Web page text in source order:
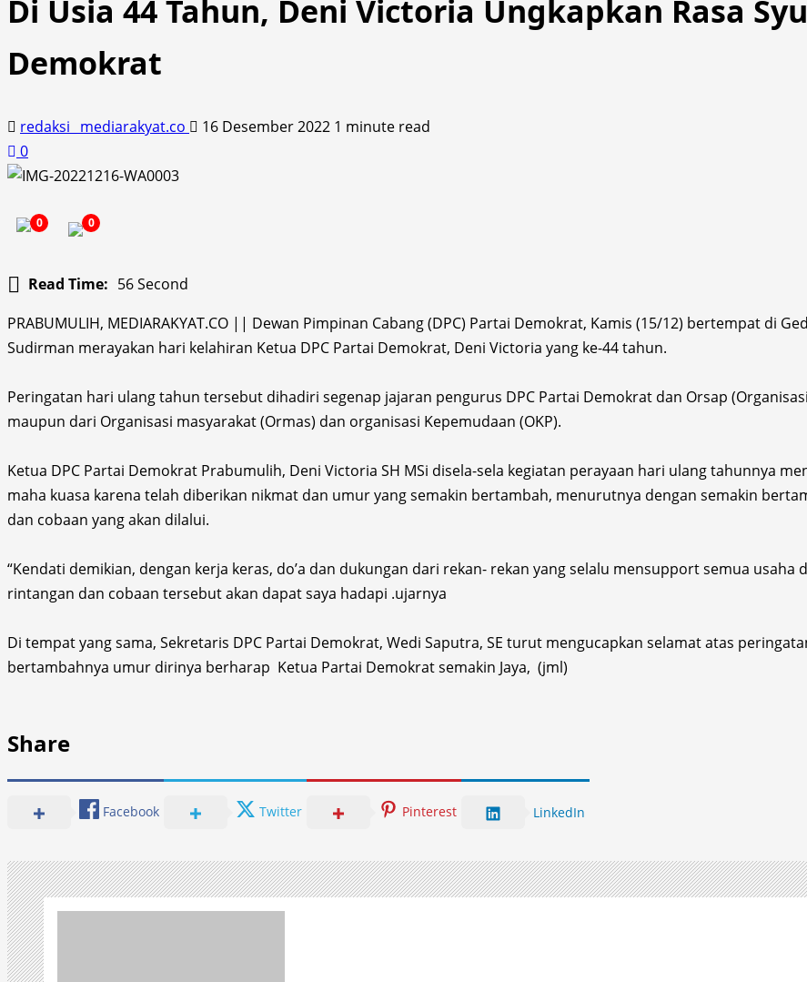
Di Usia 44 Tahun, Deni Victoria Ungkapkan Rasa
Demokrat
redaksi_ mediarakyat.co 16 Desember 2022 1 minute read
0
0 0
Read Time: 56 Second
PRABUMULIH, MEDIARAKYAT.CO || Dewan Pimpinan Cabang (DPC) Partai Demokrat, Kamis (15/12) bertempat di
Sudirman merayakan hari kelahiran Ketua DPC Partai Demokrat, Deni Victoria yang ke-44 tahun.
Peringatan hari ulang tahun tersebut dihadiri segenap jajaran pengurus DPC Partai Demokrat dan Orsap
maupun dari Organisasi masyarakat (Ormas) dan organisasi Kepemudaan (OKP).
Ketua DPC Partai Demokrat Prabumulih, Deni Victoria SH MSi disela-sela kegiatan perayaan hari ulang tahunnya
maha kuasa karena telah diberikan nikmat dan umur yang semakin bertambah, menurutnya dengan semakin
dan cobaan yang akan dilalui.
“Kendati demikian, dengan kerja keras, do’a dan dukungan dari rekan- rekan yang selalu mensupport semua
rintangan dan cobaan tersebut akan dapat saya hadapi .ujarnya
Di tempat yang sama, Sekretaris DPC Partai Demokrat, Wedi Saputra, SE turut mengucapkan selamat atas
bertambahnya umur dirinya berharap Ketua Partai Demokrat semakin Jaya, (jml)
Share
Facebook Twitter Pinterest LinkedIn